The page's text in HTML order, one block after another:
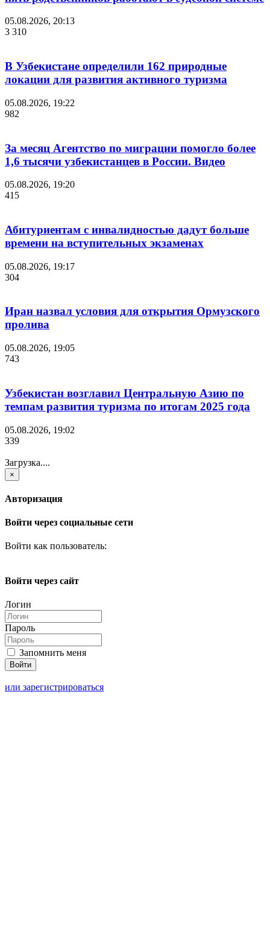
05.08.2026, 20:13
3 310
В Узбекистане определили 162 природные
локации для развития активного туризма
05.08.2026, 19:22
982
За месяц Агентство по миграции помогло более
1,6 тысячи узбекистанцев в России. Видео
05.08.2026, 19:20
415
Абитуриентам с инвалидностью дадут больше
времени на вступительных экзаменах
05.08.2026, 19:17
304
Иран назвал условия для открытия Ормузского
пролива
05.08.2026, 19:05
743
Узбекистан возглавил Центральную Азию по
темпам развития туризма по итогам 2025 года
05.08.2026, 19:02
339
Загрузка....
×
Авторизация
Войти через социальные сети
Войти как пользователь:
Войти через сайт
Логин
Пароль
Запомнить меня
или зарегистрироваться